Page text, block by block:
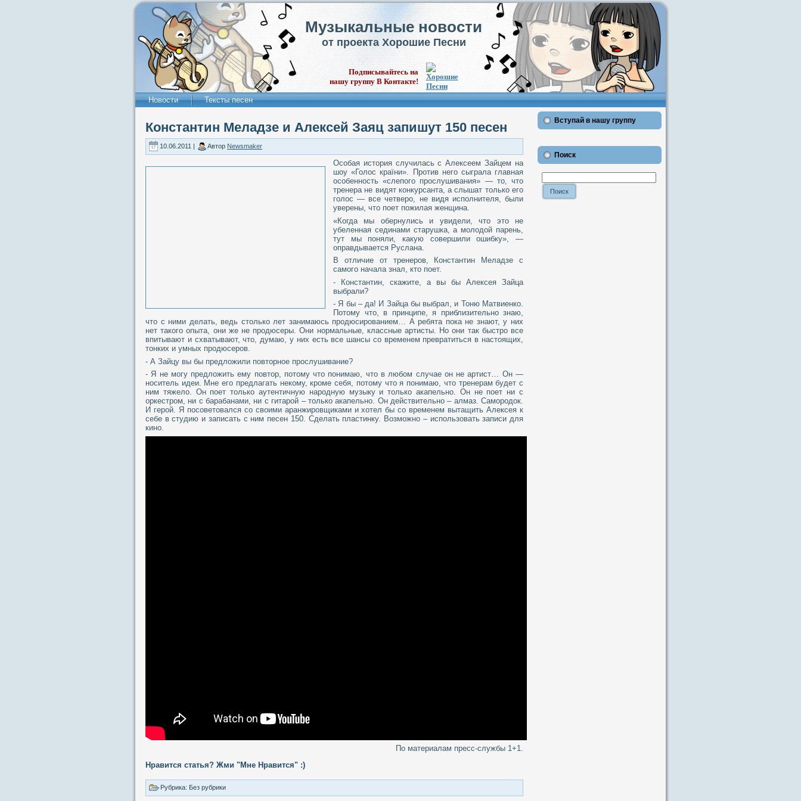
Музыкальные новости
от проекта Хорошие Песни
Подписывайтесь на
нашу группу В Контакте!
Новости Тексты песен
Константин Меладзе и Алексей Заяц запишут 150 песен
10.06.2011 | Автор Newsmaker
Особая история случилась с Алексеем Зайцем на
шоу «Голос країни». Против него сыграла главная
особенность «слепого прослушивания» — то, что
тренера не видят конкурсанта, а слышат только его
голос — все четверо, не видя исполнителя, были
уверены, что поет пожилая женщина.
«Когда мы обернулись и увидели, что это не
убеленная сединами старушка, а молодой парень,
тут мы поняли, какую совершили ошибку», —
оправдывается Руслана.
В отличие от тренеров, Константин Меладзе с
самого начала знал, кто поет.
- Константин, скажите, а вы бы Алексея Зайца
выбрали?
- Я бы – да! И Зайца бы выбрал, и Тоню Матвиенко.
Потому что, в принципе, я приблизительно знаю,
что с ними делать, ведь столько лет занимаюсь продюсированием… А ребята пока не знают, у них
нет такого опыта, они же не продюсеры. Они нормальные, классные артисты. Но они так быстро все
впитывают и схватывают, что, думаю, у них есть все шансы со временем превратиться в настоящих,
тонких и умных продюсеров.
- А Зайцу вы бы предложили повторное прослушивание?
- Я не могу предложить ему повтор, потому что понимаю, что в любом случае он не артист… Он —
носитель идеи. Мне его предлагать некому, кроме себя, потому что я понимаю, что тренерам будет с
ним тяжело. Он поет только аутентичную народную музыку и только акапельно. Он не поет ни с
оркестром, ни с барабанами, ни с гитарой – только акапельно. Он действительно – алмаз. Самородок.
И герой. Я посоветовался со своими аранжировщиками и хотел бы со временем вытащить Алексея к
себе в студию и записать с ним песен 150. Сделать пластинку. Возможно – использовать записи для
кино.
По материалам пресс-службы 1+1.
Нравится статья? Жми "Мне Нравится" :)
Рубрика: Без рубрики
Вступай в нашу группу
Поиск